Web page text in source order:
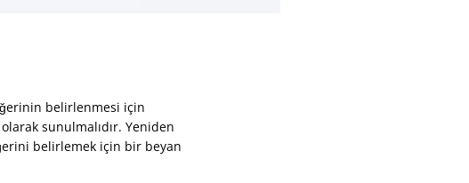
belirlenmesi için
sunulmalıdır. Yeniden
belirlemek için bir beyan